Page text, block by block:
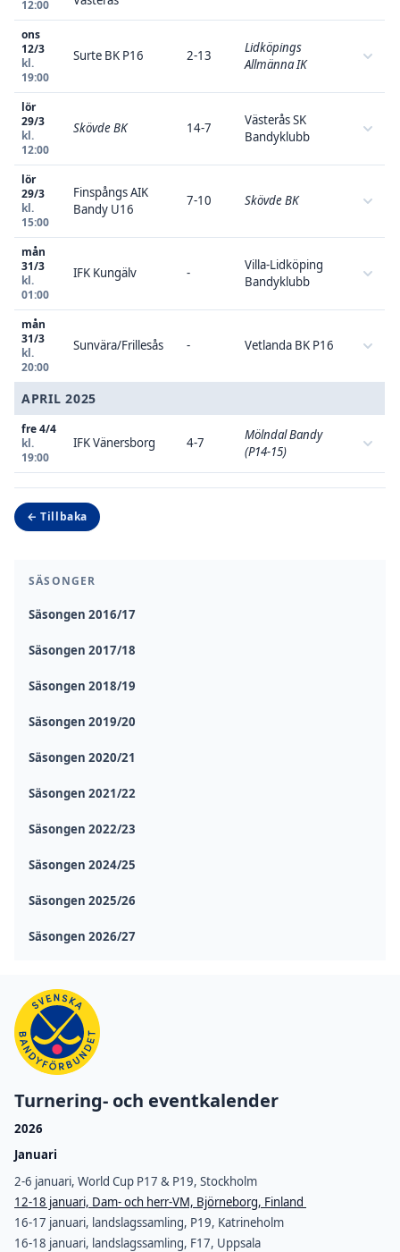
SÄSONGER
Säsongen 2016/17
Säsongen 2017/18
Säsongen 2018/19
Säsongen 2019/20
Säsongen 2020/21
Säsongen 2021/22
Säsongen 2022/23
Säsongen 2024/25
Säsongen 2025/26
Säsongen 2026/27
12:00
ons
12/3
kl.
19:00
Surte BK P16 2-13
Lidköpings
Allmänna IK
lör
29/3
kl.
12:00
Skövde BK 14-7
Västerås SK
Bandyklubb
lör
29/3
kl.
15:00
Finspångs AIK
Bandy U16
7-10 Skövde BK
mån
31/3
kl.
01:00
IFK Kungälv -
Villa-Lidköping
Bandyklubb
mån
31/3
kl.
20:00
Sunvära/Frillesås - Vetlanda BK P16
APRIL 2025
fre 4/4
kl.
19:00
IFK Vänersborg 4-7
Mölndal Bandy
(P14-15)
← Tillbaka
Turnering- och eventkalender
2026
Januari
2-6 januari, World Cup P17 & P19, Stockholm
12-18 januari, Dam- och herr-VM, Björneborg, Finland
16-17 januari, landslagssamling, P19, Katrineholm
16-18 januari, landslagssamling, F17, Uppsala